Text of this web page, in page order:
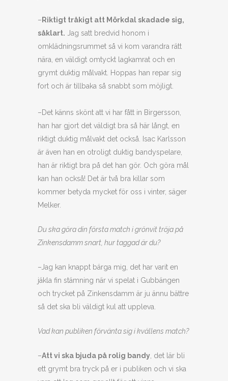
– Riktigt tråkigt att Mörkdal skadade sig,
såklart. Jag satt bredvid honom i
omklädningsrummet så vi kom varandra rätt
nära, en väldigt omtyckt lagkamrat och en
grymt duktig målvakt. Hoppas han repar sig
fort och är tillbaka så snabbt som möjligt.
–Det känns skönt att vi har fått in Birgersson,
han har gjort det väldigt bra så här långt, en
riktigt duktig målvakt det också. Isac Karlsson
är även han en otroligt duktig bandyspelare,
han är riktigt bra på det han gör. Och göra mål
kan han också! Det är två bra killar som
kommer betyda mycket för oss i vinter, säger
Melker.
Du ska göra din första match i grönvit tröja på
Zinkensdamm snart, hur taggad är du?
–Jag kan knappt bärga mig, det har varit en
jäkla fin stämning när vi spelat i Gubbängen
och trycket på Zinkensdamm är ju ännu bättre
så det ska bli väldigt kul att uppleva.
Vad kan publiken förvänta sig i kvällens match?
–Att vi ska bjuda på rolig bandy , det lär bli
ett grymt bra tryck på er i publiken och vi ska